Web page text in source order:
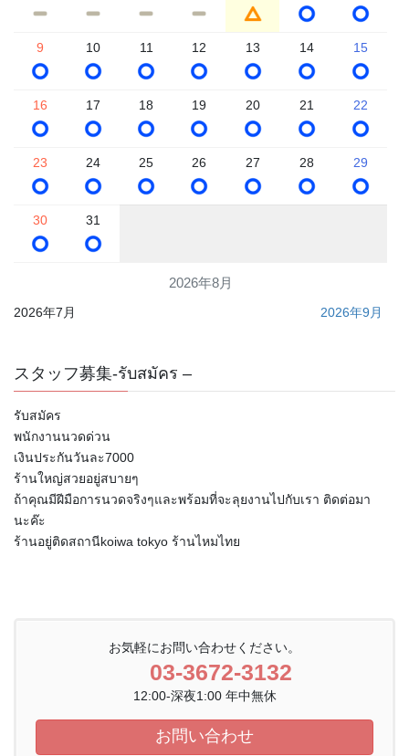
2026年8月
9 10 11 12 13 14 15
16 17 18 19 20 21 22
23 24 25 26 27 28 29
30 31
2026年7月 2026年9月
スタッフ募集-รับสมัคร –
รับสมัคร
พนักงานนวดด่วน
เงินประกันวันละ7000
ร้านใหญ่สวยอยู่สบายๆ
ถ้าคุณมีฝีมือการนวดจริงๆและพร้อมที่จะลุยงานไปกับเรา ติดต่อมา
นะค๊ะ
ร้านอยู่ติดสถานีkoiwa tokyo ร้านไหมไทย
お気軽にお問い合わせください。
03-3672-3132
12:00-深夜1:00 年中無休
お問い合わせ